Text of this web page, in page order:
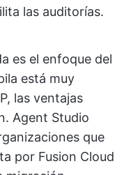
las auditorías.
es el enfoque del
está muy
las ventajas
Agent Studio
que
por Fusion Cloud